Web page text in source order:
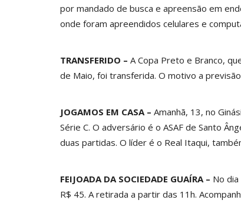
por mandado de busca e apreensão em
onde foram apreendidos celulares e
TRANSFERIDO – A Copa Preto e Branco,
de Maio, foi transferida. O motivo a
JOGAMOS EM CASA – Amanhã, 13, no
Série C. O adversário é o ASAF de Santo
duas partidas. O líder é o Real Itaqui,
FEIJOADA DA SOCIEDADE GUAÍRA – No
R$ 45. A retirada a partir das 11h.